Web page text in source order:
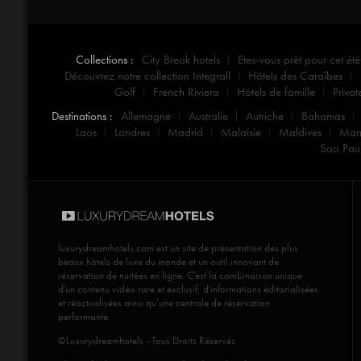
Collections : City Break hotels
Etes-vous prêt pour cet été
Découvrez notre collection Integrall
Hôtels des Caraïbes
Golf
French Riviera Hôtels de famille
Destinations : Allemagne Australie Autriche
Bahamas
Laos
Londres Madrid Malaisie Maldives
Sao
luxurydreamhotels.com est un site de présentation des plus
beaux hôtels de luxe du monde et un outil innovant de
réservation de nuitées en ligne. C'est la combinaison unique
d'un contenu vidéo rare et exclusif, d'informations éditorialisées
et réactualisées ainsi qu’une centrale de réservation
performante.
©Luxurydreamhotels - Tous Droits Réservés